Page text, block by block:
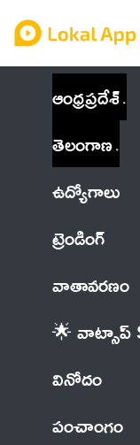
ఆంధ్రప్రదేశ్
తెలంగాణ
ఉద్యోగాలు
ట్రెండింగ్
వాతావరణం
🌟 వాట్సాప్
వినోదం
పంచాంగం